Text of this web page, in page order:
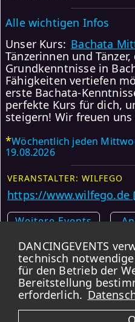
Alle wichtigen Infos
Unser Kurs: Bachata
Tänzerinnen und
Grundkenntnisse in
Fähigkeiten vertiefen
erste Bachata-
perfekte Kurs für dich,
steigern! Wir freuen
*Wöchentlich jeden
19.08.2026
VERANSTALTER: WILFEGO
https://www.wilfego.de
Weitere Events
Karte
DANCINGEVENTS übernimmt
Daten.Bei Wiederholungsterminen
Ferien ausgeschlossen sind. Bitte
DANCINGEVENTS
technisch
für den Betrieb der
Bereitstellung
erforderlich.